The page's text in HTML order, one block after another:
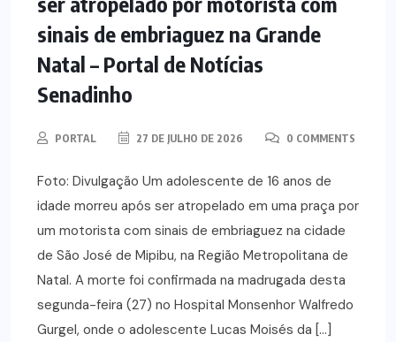
sinais de embriaguez na Grande
Natal – Portal de Notícias
Senadinho
PORTAL 27 DE JULHO DE 2026 0 COMMENTS
Foto: Divulgação Um adolescente de 16 anos de
idade morreu após ser atropelado em uma praça por
um motorista com sinais de embriaguez na cidade
de São José de Mipibu, na Região Metropolitana de
Natal. A morte foi confirmada na madrugada desta
segunda-feira (27) no Hospital Monsenhor Walfredo
Gurgel, onde o adolescente Lucas Moisés da […]